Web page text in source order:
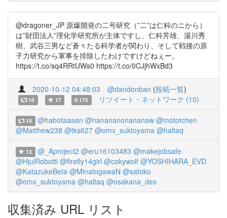
@dragoner_JP 原爆開発の二号研究（”二”は仁科のニから）
は”財団法人”理化学研究所が主体ですし、仁科芳雄、湯川秀
樹、武谷三男など蒼々たる科学者が関わり、そして戦後の原
子力研究から軍事を排除したわけですけどねぇー。
https://t.co/sq4RRtUWs0 https://t.co/0CJjhWxBd3
2020-10-12 04:48:03 @dandonban (投稿一覧)
10 17 0.175 リツイート・ネットワーク (10)
10 @habotaaaan @nanananonananaw @mototchen
@Matthew238 @tks627 @omx_suktoyama @haltaq
13 @_Aproject2 @eru16103483 @makejobsafe
@HjulRobotti @firefly14girl @cokywolf @YOSHIHARA_EVD
@KatazukeBeta @MinatogawaN @satoko
@omx_suktoyama @haltaq @osakana_des
収集済み URL リスト